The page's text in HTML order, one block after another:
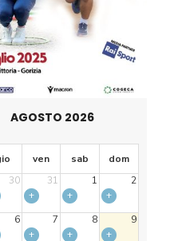
AGOSTO 2026
ven sab
dom
30 31 1
2
+ +
+
6 7 8
9
+ +
+